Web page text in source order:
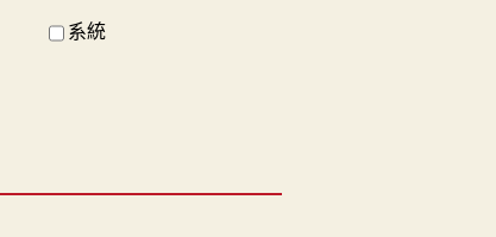
系統